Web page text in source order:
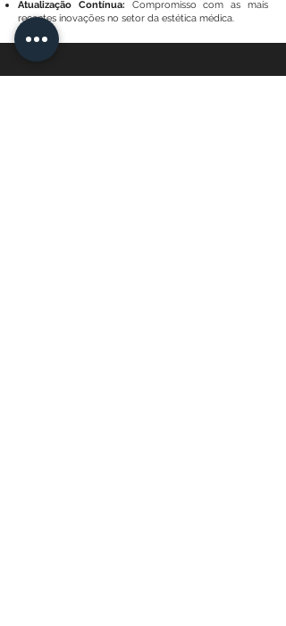
Atualização Contínua: Compromisso com as mais
recentes inovações no setor da estética médica.